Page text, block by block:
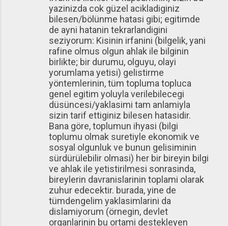
yazinizda cok güzel acikladiginiz
bilesen/bölünme hatasi gibi; egitimde
de ayni hatanin tekrarlandigini
seziyorum: Kisinin irfanini (bilgelik, yani
rafine olmus olgun ahlak ile bilginin
birlikte; bir durumu, olguyu, olayi
yorumlama yetisi) gelistirme
yöntemlerinin, tüm topluma topluca
genel egitim yoluyla verilebilecegi
düsüncesi/yaklasimi tam anlamiyla
sizin tarif ettiginiz bilesen hatasidir.
Bana göre, toplumun ihyasi (bilgi
toplumu olmak suretiyle ekonomik ve
sosyal olgunluk ve bunun gelisiminin
sürdürülebilir olmasi) her bir bireyin bilgi
ve ahlak ile yetistirilmesi sonrasinda,
bireylerin davranislarinin toplami olarak
zuhur edecektir. burada, yine de
tümdengelim yaklasimlarini da
dislamiyorum (örnegin, devlet
organlarinin bu ortami destekleyen